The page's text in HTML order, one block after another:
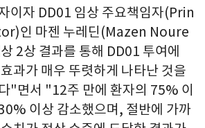
이자 DD01 임상 주요책임자(Prin
인 마젠 누레딘(Mazen Noure
2상 결과를 통해 DD01 투여에
과가 매우 뚜렷하게 나타난 것을
"면서 "12주 만에 환자의 75% 이
이상 감소했으며, 절반에 가까